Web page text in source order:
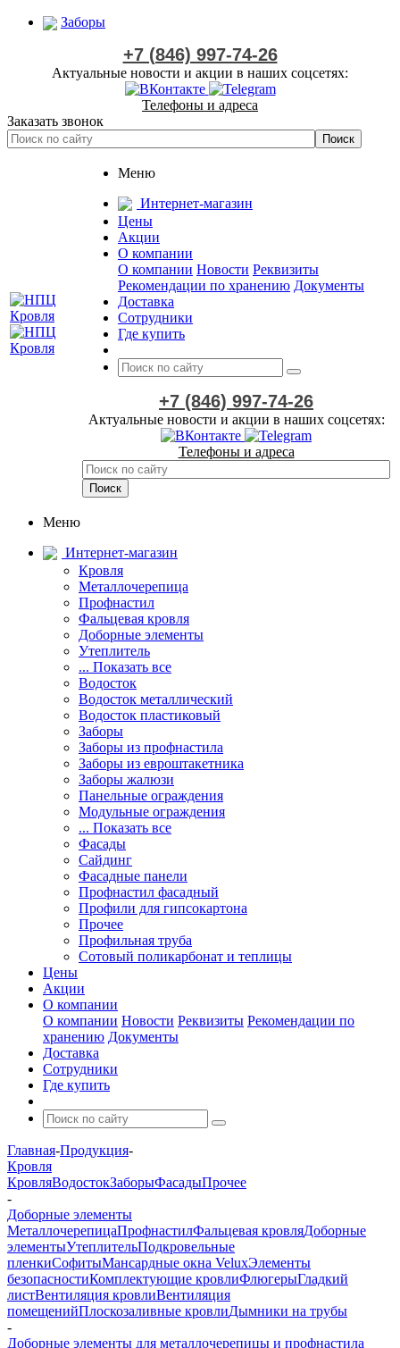
Заборы
+7 (846) 997-74-26
Актуальные новости и акции в наших соцсетях:
Телефоны и адреса
Заказать звонок
Меню
Интернет-магазин
Цены
Акции
О компании
О компании Новости Реквизиты
Рекомендации по хранению Документы
Доставка
Сотрудники
Где купить
+7 (846) 997-74-26
Актуальные новости и акции в наших соцсетях:
Телефоны и адреса
Меню
Интернет-магазин
Кровля
Металлочерепица
Профнастил
Фальцевая кровля
Доборные элементы
Утеплитель
... Показать все
Водосток
Водосток металлический
Водосток пластиковый
Заборы
Заборы из профнастила
Заборы из евроштакетника
Заборы жалюзи
Панельные ограждения
Модульные ограждения
... Показать все
Фасады
Сайдинг
Фасадные панели
Профнастил фасадный
Профили для гипсокартона
Прочее
Профильная труба
Сотовый поликарбонат и теплицы
Цены
Акции
О компании
О компании Новости Реквизиты Рекомендации по
хранению Документы
Доставка
Сотрудники
Где купить
Главная-Продукция-
Кровля
КровляВодостокЗаборыФасадыПрочее
-
Доборные элементы
МеталлочерепицаПрофнастилФальцевая кровляДоборные
элементыУтеплительПодкровельные
пленкиСофитыМансардные окна VeluxЭлементы
безопасностиКомплектующие кровлиФлюгерыГладкий
листВентиляция кровлиВентиляция
помещенийПлоскозаливные кровлиДымники на трубы
-
Доборные элементы для металлочерепицы и профнастила